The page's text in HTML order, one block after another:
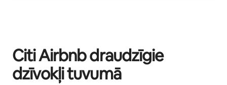
Citi Airbnb draudzīgie
dzīvokļi tuvumā